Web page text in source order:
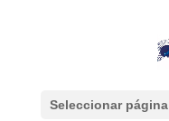
Seleccionar página